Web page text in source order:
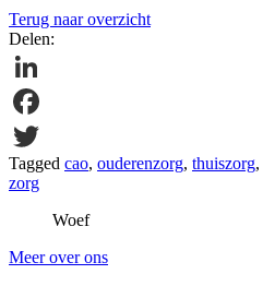
Terug naar overzicht
Delen:
LinkedIn
Facebook
Twitter
Tagged cao, ouderenzorg, thuiszorg,
zorg
Woef
Meer over ons